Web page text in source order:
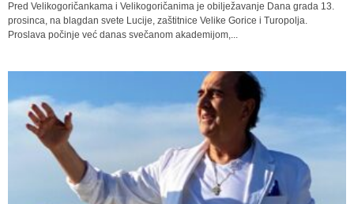
Pred Velikogoričankama i Velikogoričanima je obilježavanje Dana grada 13.
prosinca, na blagdan svete Lucije, zaštitnice Velike Gorice i Turopolja.
Proslava počinje već danas svečanom akademijom,...